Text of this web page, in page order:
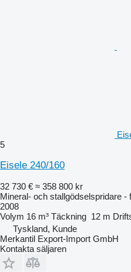
5
Eisele 240/160
32 730 € ≈ 358 800 kr
Mineral- och stallgödselspridare -
2008
Volym 16 m³ Täckning 12 m
Tyskland, Kunde
Merkantil Export-Import GmbH
Kontakta säljaren